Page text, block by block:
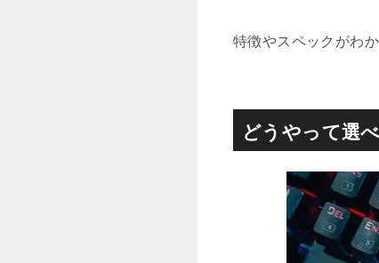
特徴やスペックがわ
どうやって選